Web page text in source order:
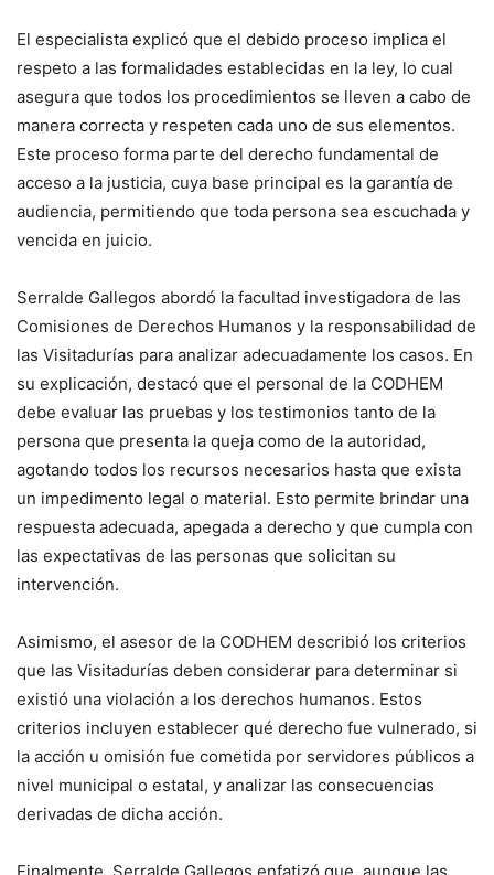
El especialista explicó que el debido proceso implica el
respeto a las formalidades establecidas en la ley, lo cual
asegura que todos los procedimientos se lleven a cabo de
manera correcta y respeten cada uno de sus elementos.
Este proceso forma parte del derecho fundamental de
acceso a la justicia, cuya base principal es la garantía de
audiencia, permitiendo que toda persona sea escuchada y
vencida en juicio.
Serralde Gallegos abordó la facultad investigadora de las
Comisiones de Derechos Humanos y la responsabilidad de
las Visitadurías para analizar adecuadamente los casos. En
su explicación, destacó que el personal de la CODHEM
debe evaluar las pruebas y los testimonios tanto de la
persona que presenta la queja como de la autoridad,
agotando todos los recursos necesarios hasta que exista
un impedimento legal o material. Esto permite brindar una
respuesta adecuada, apegada a derecho y que cumpla con
las expectativas de las personas que solicitan su
intervención.
Asimismo, el asesor de la CODHEM describió los criterios
que las Visitadurías deben considerar para determinar si
existió una violación a los derechos humanos. Estos
criterios incluyen establecer qué derecho fue vulnerado, si
la acción u omisión fue cometida por servidores públicos a
nivel municipal o estatal, y analizar las consecuencias
derivadas de dicha acción.
Finalmente, Serralde Gallegos enfatizó que, aunque las